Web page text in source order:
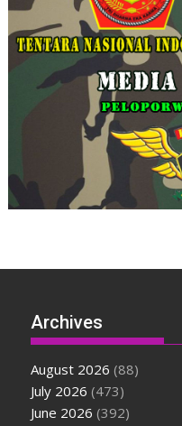
Archives
August 2026 (88)
July 2026 (473)
June 2026 (392)